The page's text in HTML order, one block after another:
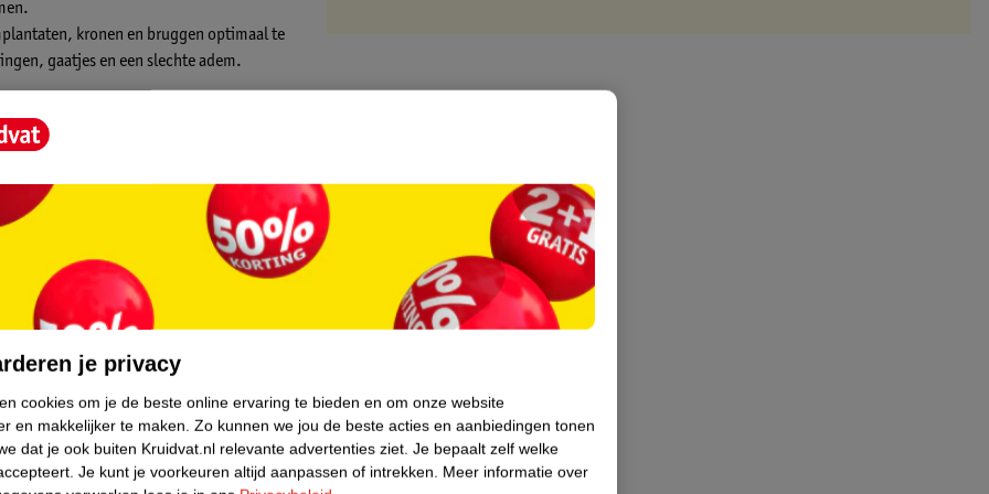
kronen en bruggen optimaal te
gaatjes en een slechte adem.
paar keer over de hele lengte heen en
voor een gebit met grote openingen
je privacy
cookies om je de beste online ervaring te bieden en om onze website
en makkelijker te maken. Zo kunnen we jou de beste acties en aanbiedingen tonen
dat je ook buiten Kruidvat.nl relevante advertenties ziet. Je bepaalt zelf welke
Je kunt je voorkeuren altijd aanpassen of intrekken. Meer informatie over